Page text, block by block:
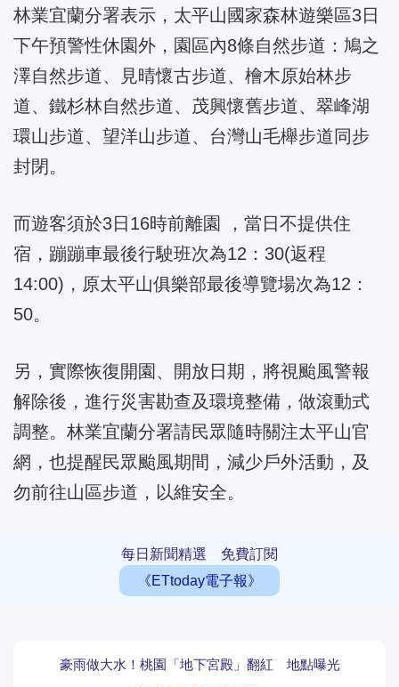
林業宜蘭分署表示，太平山國家森林遊樂區3日
下午預警性休園外，園區內8條自然步道：鳩之
澤自然步道、見晴懷古步道、檜木原始林步
道、鐵杉林自然步道、茂興懷舊步道、翠峰湖
環山步道、望洋山步道、台灣山毛櫸步道同步
封閉。
而遊客須於3日16時前離園 ，當日不提供住
宿，蹦蹦車最後行駛班次為12：30(返程
14:00)，原太平山俱樂部最後導覽場次為12：
50。
另，實際恢復開園、開放日期，將視颱風警報
解除後，進行災害勘查及環境整備，做滾動式
調整。林業宜蘭分署請民眾隨時關注太平山官
網，也提醒民眾颱風期間，減少戶外活動，及
勿前往山區步道，以維安全。
每日新聞精選 免費訂閱
《ETtoday電子報》
豪雨做大水！桃園「地下宮殿」翻紅 地點曝光